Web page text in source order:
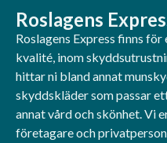
Roslagens
Roslagens Express finns
kvalité, inom
hittar ni bland annat
skyddskläder som passar
annat vård och skönhet. Vi
företagare och